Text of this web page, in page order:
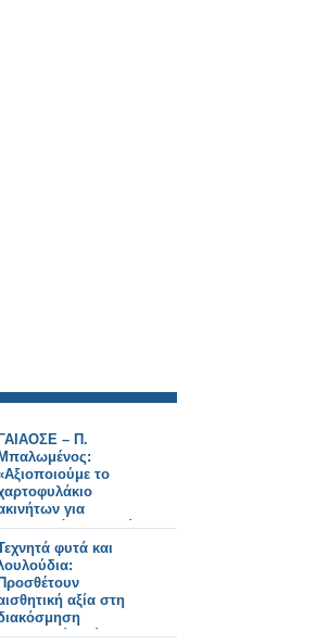
ΓΑΙΑΟΣΕ – Π.
Μπαλωμένος:
το
για
αξία
οικονομία και
πολίτες»
φυτά και
Προσθέτουν
αξία στη
χώρων;